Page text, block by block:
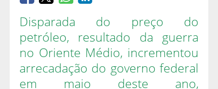
Disparada do preço do
petróleo, resultado da guerra
no Oriente Médio, incrementou
arrecadação do governo federal
em maio deste ano,